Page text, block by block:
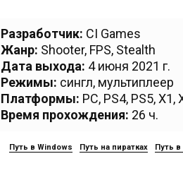
Разработчик: CI Games
Жанр: Shooter, FPS, Stealth
Дата выхода: 4 июня 2021 г.
Режимы: сингл, мультиплеер
Платформы: PC, PS4, PS5,X1,
Время прохождения: 26 ч.
Путь в Windows Путь на пиратках Путь в